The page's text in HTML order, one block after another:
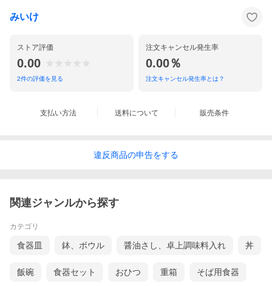
みいけ
ストア評価
0.00
2件の評価を見る
注文キャンセル発生率
0.00％
注文キャンセル発生率とは？
支払い方法 送料について 販売条件
違反商品の申告をする
関連ジャンルから探す
カテゴリ
食器皿 鉢、ボウル 醤油さし、卓上調味料入れ 丼
飯碗 食器セット おひつ 重箱 そば用食器